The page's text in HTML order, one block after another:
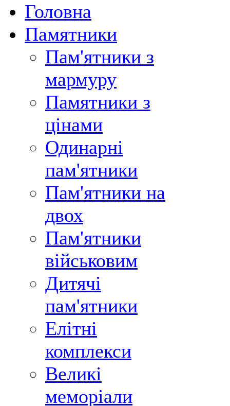
Головна
Памятники
Пам'ятники з
мармуру
Памятники з
цінами
Одинарні
пам'ятники
Пам'ятники на
двох
Пам'ятники
військовим
Дитячі
пам'ятники
Елітні
комплекси
Великі
меморіали